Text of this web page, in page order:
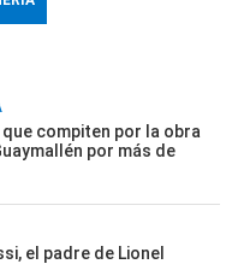
compiten por la obra
por más de
el padre de Lionel